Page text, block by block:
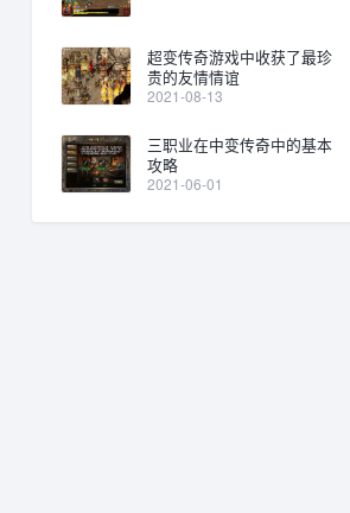
超变传奇游戏中收获了最珍
贵的友情情谊
2021-08-13
三职业在中变传奇中的基本
攻略
2021-06-01